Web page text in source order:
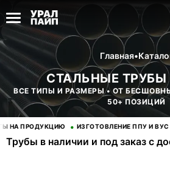
Главная•
СТАЛЬНЫЕ ТРУБЫ
ВСЕ ТИПЫ И РАЗМЕРЫ • ОТ
50+ ПОЗИЦИЙ
ПРОДУКЦИЮ • ИЗГОТОВЛЕНИЕ ППУ И ВУС
Трубы в наличии и под заказ с
В наличии 9 позиций трубы